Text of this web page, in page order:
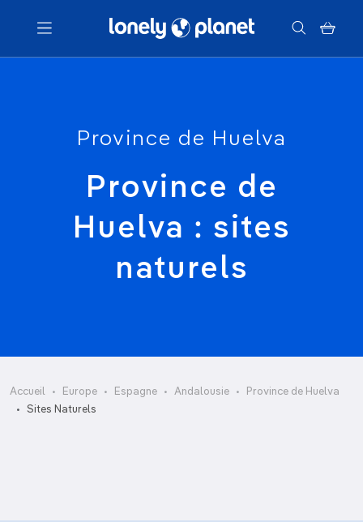
Menu
Votre recherche
Province de Huelva
Province de
Huelva : sites
naturels
Accueil Europe Espagne Andalousie
Province de Huelva
Sites Naturels
Cooperativa Marismas del Rocío